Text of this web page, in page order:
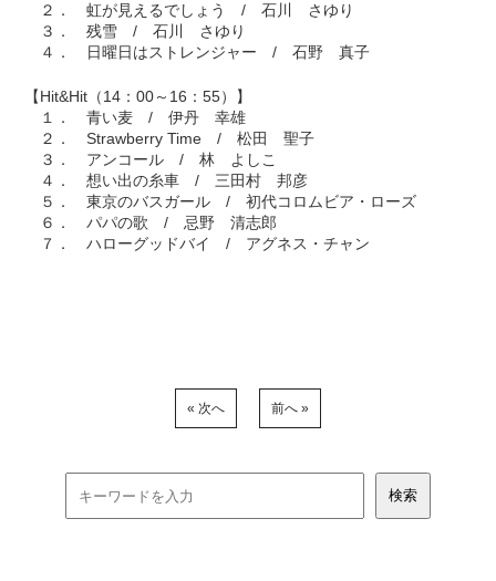
２． 虹が見えるでしょう / 石川 さゆり
３． 残雪 / 石川 さゆり
４． 日曜日はストレンジャー / 石野 真子
【Hit&Hit（14：00～16：55）】
１． 青い麦 / 伊丹 幸雄
２． Strawberry Time / 松田 聖子
３． アンコール / 林 よしこ
４． 想い出の糸車 / 三田村 邦彦
５． 東京のバスガール / 初代コロムビア・ローズ
６． パパの歌 / 忌野 清志郎
７． ハローグッドバイ / アグネス・チャン
« 次へ 前へ »